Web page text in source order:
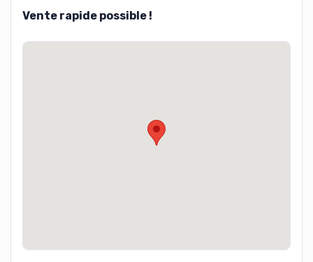
Vente rapide possible !